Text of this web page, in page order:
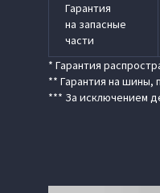
Гарантия
на запасные
части
* Гарантия
** Гарантия на шины,
*** За исключением